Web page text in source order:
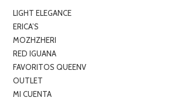
LIGHT ELEGANCE
ERICA’S
MOZHZHERI
RED IGUANA
FAVORITOS QUEENV
OUTLET
MI CUENTA